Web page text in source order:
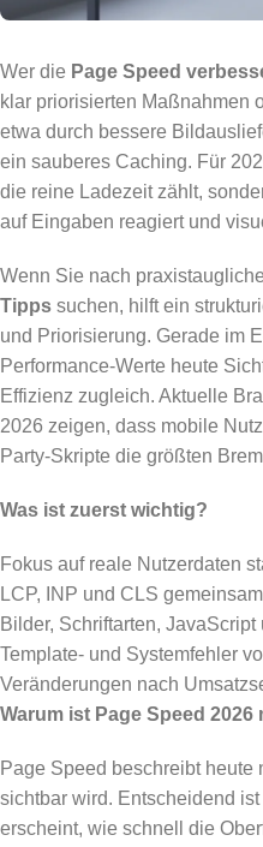
Wer die Page Speed
klar priorisierten Maßnahmen
etwa durch bessere
ein sauberes Caching. Für
die reine Ladezeit zählt,
auf Eingaben reagiert und
Wenn Sie nach
Tipps suchen, hilft ein
und Priorisierung. Gerade im
Performance-Werte heute
Effizienz zugleich. Aktuelle
2026 zeigen, dass mobile
Party-Skripte die größten
Was ist zuerst wichtig?
Fokus auf reale Nutzerdaten
LCP, INP und CLS
Bilder, Schriftarten,
Template- und Systemfehler
Veränderungen nach
Warum ist Page Speed
Page Speed beschreibt heute
sichtbar wird. Entscheidend
erscheint, wie schnell die